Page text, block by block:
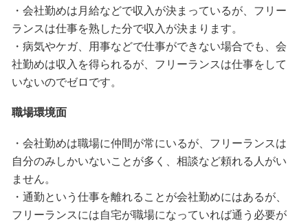
・会社勤めは月給などで収入が決まっているが、フリー
ランスは仕事を熟した分で収入が決まります。
・病気やケガ、用事などで仕事ができない場合でも、会
社勤めは収入を得られるが、フリーランスは仕事をして
いないのでゼロです。
職場環境面
・会社勤めは職場に仲間が常にいるが、フリーランスは
自分のみしかいないことが多く、相談など頼れる人がい
ません。
・通勤という仕事を離れることが会社勤めにはあるが、
フリーランスには自宅が職場になっていれば通う必要が